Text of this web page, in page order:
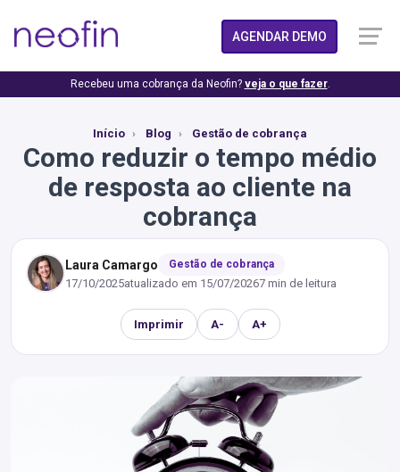
AGENDAR DEMO
Recebeu uma cobrança da Neofin? veja o que fazer.
Início Blog Gestão de cobrança
Como reduzir o tempo médio
de resposta ao cliente na
cobrança
Laura Camargo Gestão de cobrança
17/10/2025atualizado em 15/07/20267 min de leitura
Imprimir A- A+